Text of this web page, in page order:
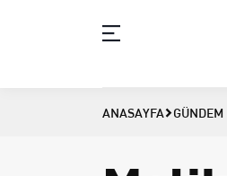
ANASAYFA GÜNDEM